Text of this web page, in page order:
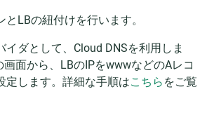
LBの紐付けを行います。
イダとして、Cloud DNSを利用しま
画面から、LBのIPをwwwなどのAレコ
定します。詳細な手順はこちら をご覧